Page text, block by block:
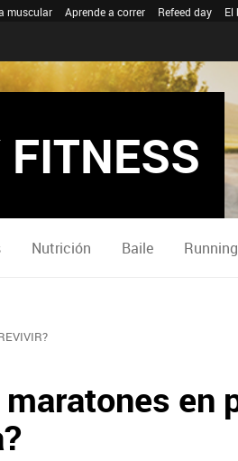
muscular Aprende a correr Refeed day El
FITNESS
Nutrición Baile Running
en